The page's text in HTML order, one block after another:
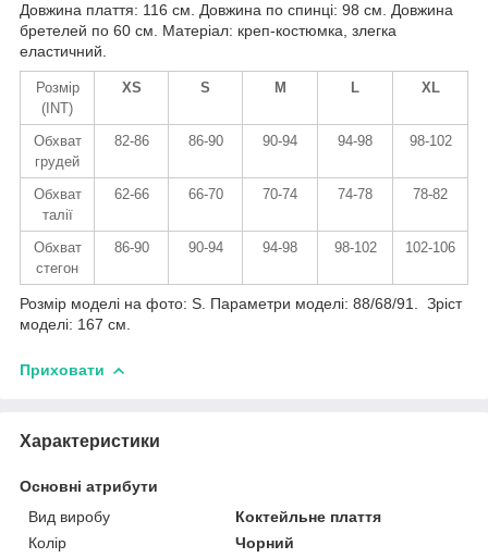
Довжина плаття: 116 см. Довжина по спинці: 98 см. Довжина
бретелей по 60 см. Матеріал: креп-костюмка, злегка
еластичний.
Розмір
(INT)
XS S M L XL
Обхват
грудей
82-86 86-90 90-94 94-98 98-102
Обхват
талії
62-66 66-70 70-74 74-78 78-82
Обхват
стегон
86-90 90-94 94-98 98-102 102-106
Розмір моделі на фото: S. Параметри моделі: 88/68/91. Зріст
моделі: 167 см.
Приховати
Характеристики
Основні атрибути
Вид виробу
Коктейльне плаття
Колір
Чорний